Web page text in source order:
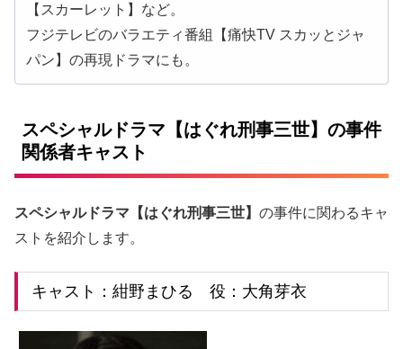
【スカーレット】など。
フジテレビのバラエティ番組【痛快TV スカッとジャ
パン】の再現ドラマにも。
スペシャルドラマ【はぐれ刑事三世】の事件
関係者キャスト
スペシャルドラマ【はぐれ刑事三世】 の事件に関わるキャ
ストを紹介します。
キャスト：紺野まひる 役：大角芽衣